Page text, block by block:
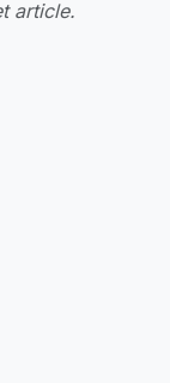
article.